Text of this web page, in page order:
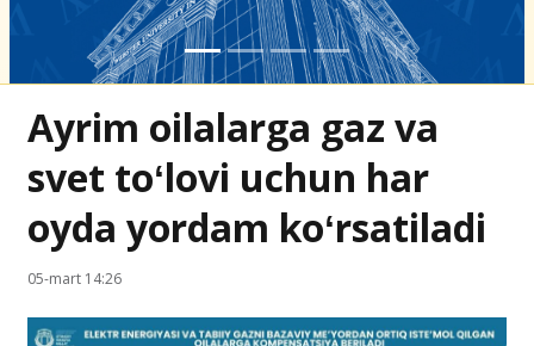
Ayrim oilalarga gaz va
svet toʻlovi uchun har
oyda yordam koʻrsatiladi
05-mart 14:26